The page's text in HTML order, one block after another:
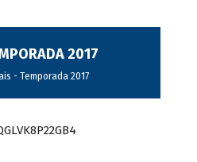
2017
- Temporada 2017